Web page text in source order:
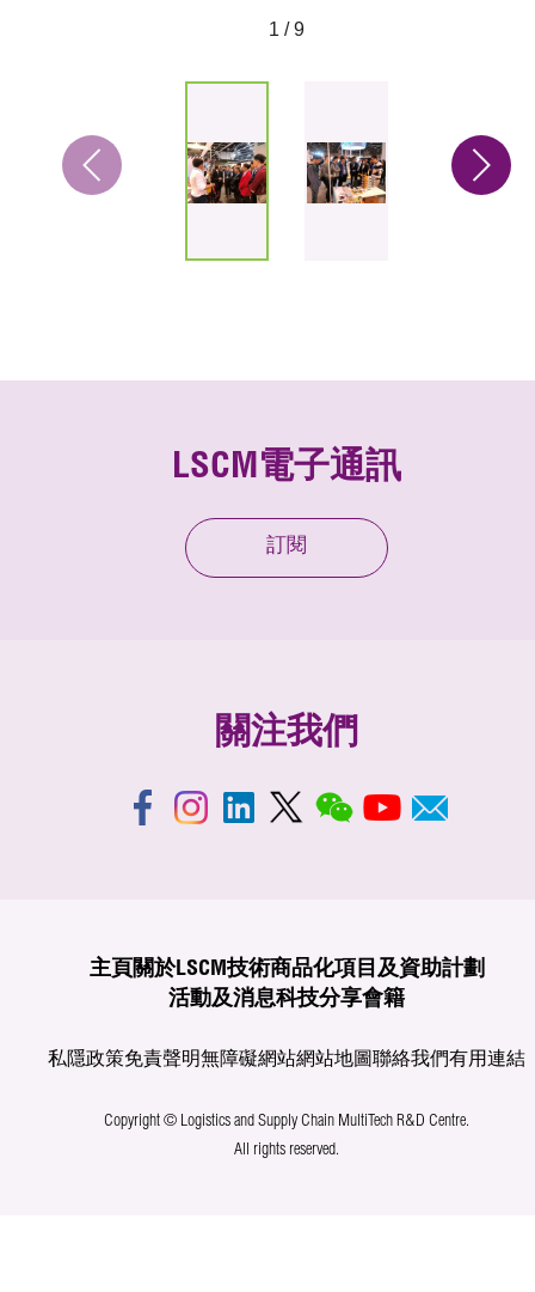
1 / 9
LSCM電子通訊
訂閱
關注我們
主頁 關於LSCM技術商品化項目及資助計劃
活動及消息科技分享會籍
私隱政策免責聲明無障礙網站網站地圖聯絡我們有用連結
Copyright © Logistics and Supply Chain MultiTech R&D Centre.
All rights reserved.